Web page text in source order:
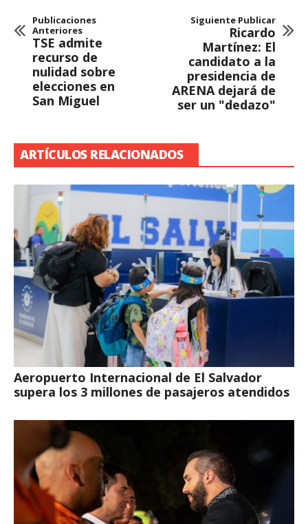
Publicaciones
Anteriores
TSE admite
recurso de
nulidad sobre
elecciones en
San Miguel
Siguiente Publicar
Ricardo
Martínez: El
candidato a la
presidencia de
ARENA dejará de
ser un "dedazo"
ARTÍCULOS RELACIONADOS
Aeropuerto Internacional de El Salvador
supera los 3 millones de pasajeros atendidos